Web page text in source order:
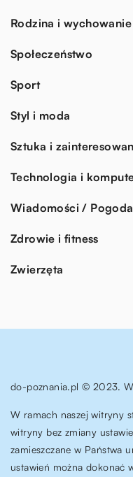
Rodzina i
Społeczeństwo
Sport
Styl i moda
Sztuka i
Technologia i
Wiadomości /
Zdrowie i fitness
Zwierzęta
do-poznania.pl © 2023.
W ramach naszej witryny
witryny bez zmiany
zamieszczane w Państwa
ustawień można dokonać